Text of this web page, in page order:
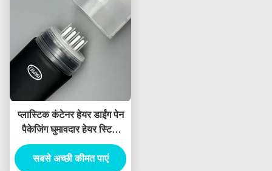
प्लास्टिक कंटेनर हेयर डाईंग पेन
पैकेजिंग घुमावदार हेयर स्टिक
और कस्टम लोगो डिजाइन के
साथ
सबसे अच्छी कीमत पाएं